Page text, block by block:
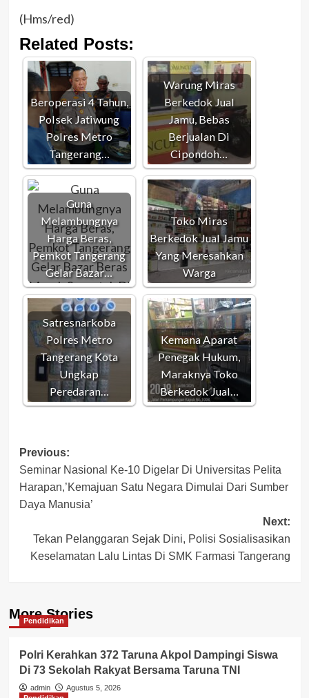
(Hms/red)
Related Posts:
Beroperasi 4 Tahun,
Polsek Jatiwung
Polres Metro
Tangerang…
Warung Miras
Berkedok Jual
Jamu, Bebas
Berjualan Di
Cipondoh…
Guna
Melambungnya
Harga Beras,
Pemkot Tangerang
Gelar Bazar…
Toko Miras
Berkedok Jual Jamu
Yang Meresahkan
Warga
Satresnarkoba
Polres Metro
Tangerang Kota
Ungkap
Peredaran…
Kemana Aparat
Penegak Hukum,
Maraknya Toko
Berkedok Jual…
Post
navigation
Previous:
Seminar Nasional Ke-10 Digelar Di Universitas Pelita
Harapan,’Kemajuan Satu Negara Dimulai Dari Sumber
Daya Manusia’
Next:
Tekan Pelanggaran Sejak Dini, Polisi Sosialisasikan
Keselamatan Lalu Lintas Di SMK Farmasi Tangerang
More Stories
Pendidikan
Polri Kerahkan 372 Taruna Akpol Dampingi Siswa
Di 73 Sekolah Rakyat Bersama Taruna TNI
admin
Agustus 5, 2026